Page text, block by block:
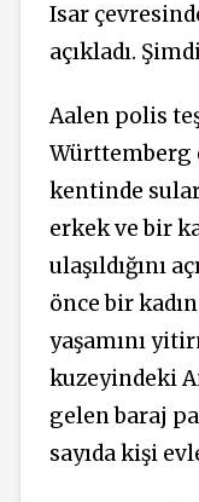
Isar
açıkladı.
Aalen polis
Württemberg
kentinde
erkek ve bir
ulaşıldığını
önce bir
yaşamını
kuzeyindeki
gelen baraj
sayıda kişi